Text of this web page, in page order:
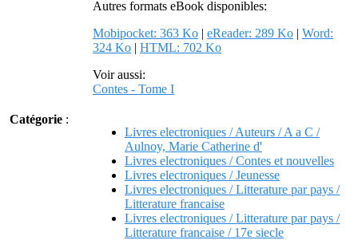
Autres formats eBook disponibles:
Mobipocket: 363 Ko | eReader: 289 Ko | Word:
324 Ko | HTML: 702 Ko
Voir aussi:
Contes - Tome I
Catégorie :
Livres electroniques / Auteurs / A a C /
Aulnoy, Marie Catherine d'
Livres electroniques / Contes et nouvelles
Livres electroniques / Jeunesse
Livres electroniques / Litterature par pays /
Litterature francaise
Livres electroniques / Litterature par pays /
Litterature francaise / 17e siecle